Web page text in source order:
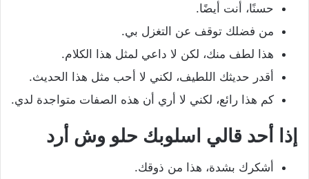
حسنًا، أنت أيضًا.
من فضلك توقف عن التغزل بي.
هذا لطف منك، لكن لا داعي لمثل هذا الكلام.
أقدر حديثك اللطيف، لكني لا أحب مثل هذا الحديث.
كم هذا رائع، لكني لا أري أن هذه الصفات متواجدة لدي.
إذا أحد قالي اسلوبك حلو وش أرد
أشكرك بشدة، هذا من ذوقك.